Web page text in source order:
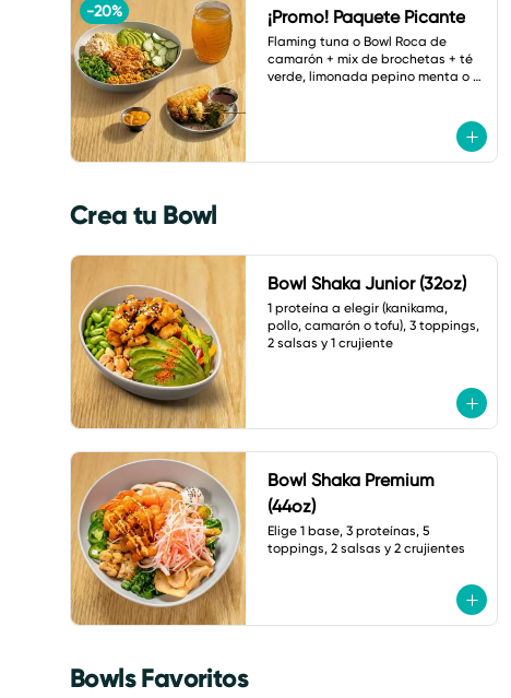
-20% ¡Promo! Paquete Picante
Flaming tuna o Bowl Roca de
camarón + mix de brochetas + té
verde, limonada pepino menta o
Crea tu Bowl
Bowl Shaka Junior (32oz)
1 proteína a elegir (kanikama,
pollo, camarón o tofu), 3 toppings,
2 salsas y 1 crujiente
Bowl Shaka Premium
(44oz)
Elige 1 base, 3 proteínas, 5
toppings, 2 salsas y 2 crujientes
Bowls Favoritos